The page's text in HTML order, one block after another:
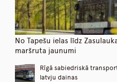
No Tapešu ielas līdz
maršruta jaunumi
Rīgā sabiedriskā
latvju dainas